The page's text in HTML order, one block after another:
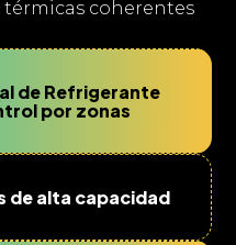
coherentes
de Refrigerante
por zonas
de alta capacidad